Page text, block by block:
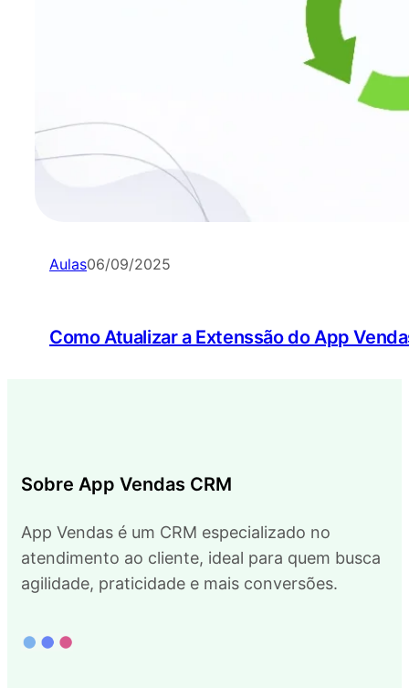
Aulas06/09/2025
Como Atualizar a Extenssão do App
Sobre App Vendas CRM
App Vendas é um CRM especializado no
atendimento ao cliente, ideal para quem busca
agilidade, praticidade e mais conversões.